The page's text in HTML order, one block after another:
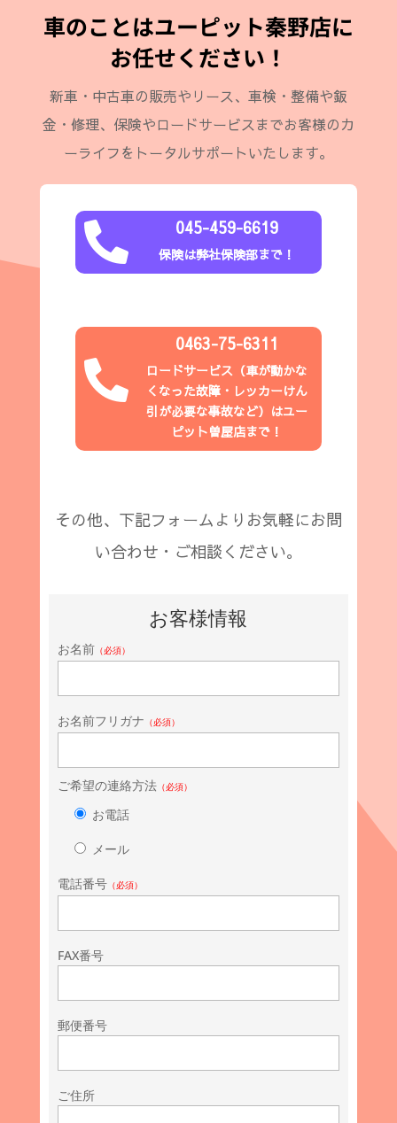
車のことはユーピット秦野店に
お任せください！
新車・中古車の販売やリース、車検・整備や鈑
金・修理、保険やロードサービスまでお客様のカ
ーライフをトータルサポートいたします。
 045-459-6619
保険は弊社保険部まで！

0463-75-6311
ロードサービス（車が動かな
くなった故障・レッカーけん
引が必要な事故など）はユー
ピット曽屋店まで！
その他、下記フォームよりお気軽にお問
い合わせ・ご相談ください。
お客様情報
お名前（必須）
お名前フリガナ （必須）
ご希望の連絡方法（必須）
お電話
メール
電話番号（必須）
FAX番号
郵便番号
ご住所